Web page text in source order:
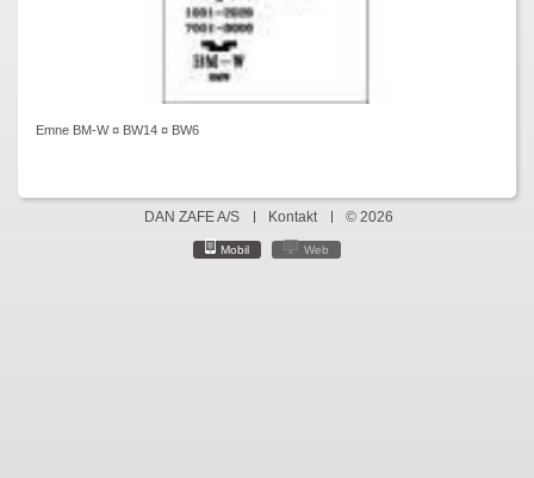
Emne BM-W ¤ BW14 ¤ BW6
DAN ZAFE A/S Kontakt © 2026
Mobil Web